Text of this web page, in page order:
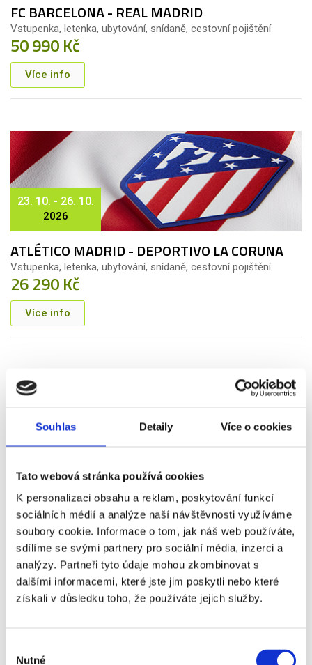
Souhlas Detaily Více o cookies
Tato webová stránka používá cookies
K personalizaci obsahu a reklam, poskytování funkcí
sociálních médií a analýze naší návštěvnosti využíváme
soubory cookie. Informace o tom, jak náš web používáte,
sdílíme se svými partnery pro sociální média, inzerci a
analýzy. Partneři tyto údaje mohou zkombinovat s
dalšími informacemi, které jste jim poskytli nebo které
získali v důsledku toho, že používáte jejich služby.
Nutné
FC BARCELONA - REAL MADRID
Vstupenka, letenka, ubytování, snídaně, cestovní pojištění
50 990 Kč
Více info
23. 10. - 26. 10.
2026
ATLÉTICO MADRID - DEPORTIVO LA CORUNA
Vstupenka, letenka, ubytování, snídaně, cestovní pojištění
26 290 Kč
Více info
FC BARCELONA - ALAVÉS
Vstupenka, letenka, ubytování, snídaně, cestovní pojištění
20 790 Kč
Více info